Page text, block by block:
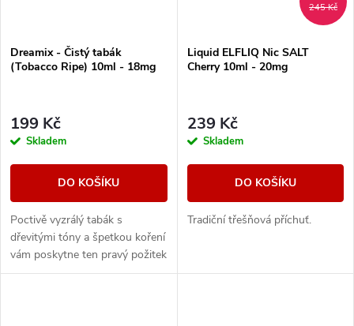
Dreamix - Čistý tabák
(Tobacco Ripe) 10ml - 18mg
199 Kč
Skladem
DO KOŠÍKU
Poctivě vyzrálý tabák s
dřevitými tóny a špetkou koření
vám poskytne ten pravý požitek
z vapování vynikající tabákové
245 Kč
Liquid ELFLIQ Nic SALT
Cherry 10ml - 20mg
239 Kč
Skladem
DO KOŠÍKU
Tradiční třešňová příchuť.